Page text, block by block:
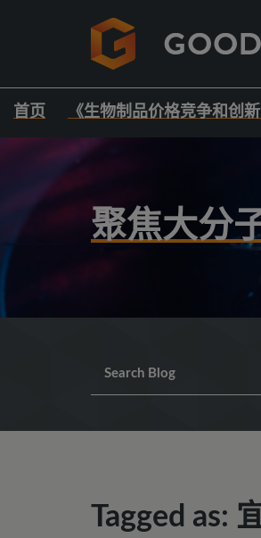
首页 《生物制品价格竞争和创
聚焦大分
Tagged as: